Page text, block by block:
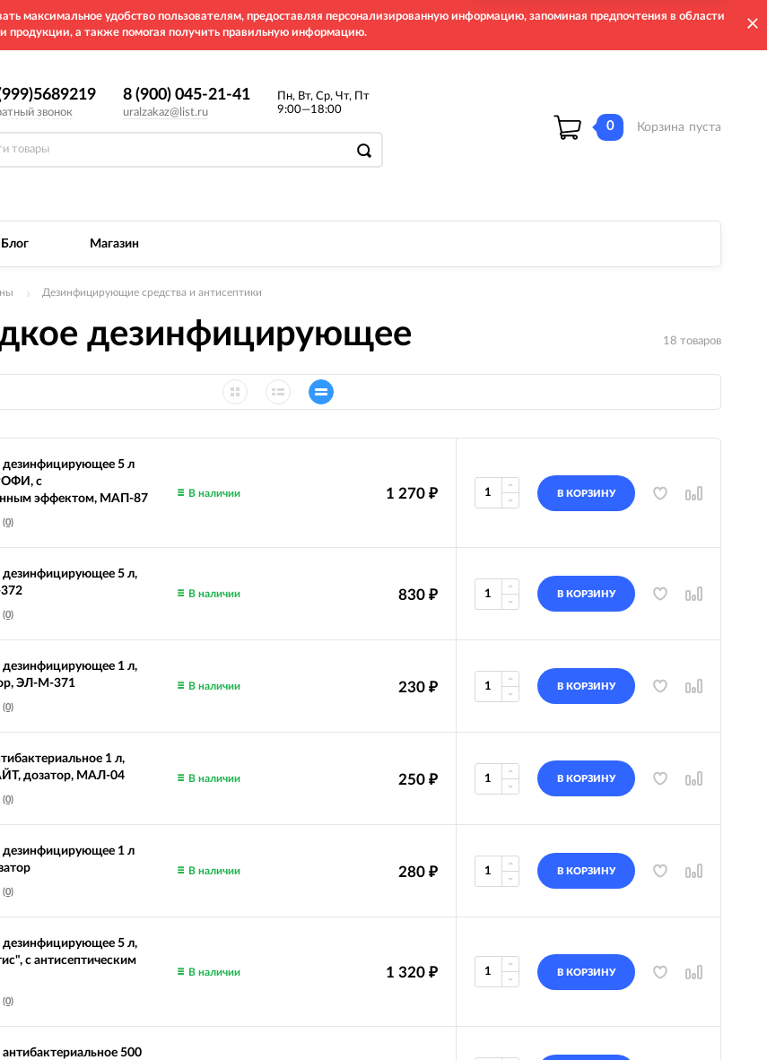
максимальное удобство пользователям, предоставляя персонализированную информацию, запоминая предпочтения в области
продукции, а также помогая получить правильную информацию.
звонок
8 (900) 045-21-41
uralzakaz@list.ru
Пн, Вт, Ср, Чт, Пт
9:00—18:00
0 Корзина пуста
Блог Магазин
Дезинфицирующие средства и антисептики
дезинфицирующее 18 товаров
5 л
с
эффектом, МАП-87
(0)
1 270 ₽
В наличии В КОРЗИНУ
5 л,
(0)
830 ₽
В наличии В КОРЗИНУ
1 л,
ЭЛ-М-371
(0)
230 ₽
В наличии В КОРЗИНУ
1 л,
дозатор, МАЛ-04
(0)
250 ₽
В наличии В КОРЗИНУ
1 л
(0)
280 ₽
В наличии В КОРЗИНУ
5 л,
с антисептическим
(0)
1 320 ₽
В наличии В КОРЗИНУ
500